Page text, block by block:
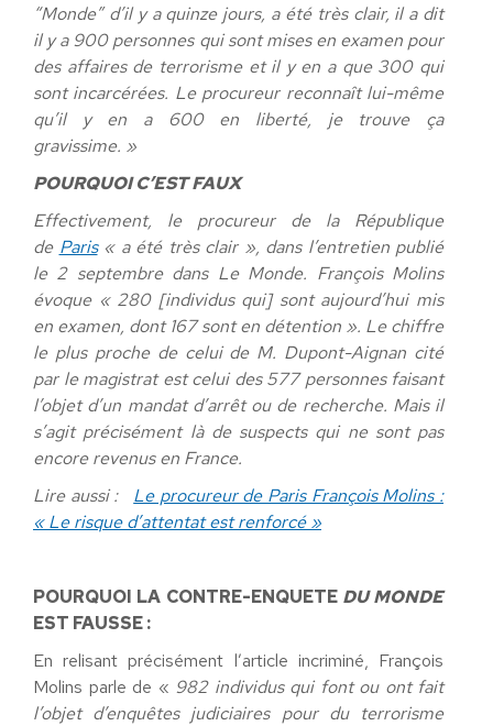
“Monde” d’il y a quinze jours, a été très clair, il a dit
il y a 900 personnes qui sont mises en examen pour
des affaires de terrorisme et il y en a que 300 qui
sont incarcérées. Le procureur reconnaît lui-même
qu’il y en a 600 en liberté, je trouve ça
gravissime. »
POURQUOI C’EST FAUX
Effectivement, le procureur de la République
de Paris« a été très clair », dans l’entretien publié
le 2 septembre dans Le Monde. François Molins
évoque « 280 [individus qui] sont aujourd’hui mis
en examen, dont 167 sont en détention ». Le chiffre
le plus proche de celui de M. Dupont-Aignan cité
par le magistrat est celui des 577 personnes faisant
l’objet d’un mandat d’arrêt ou de recherche. Mais il
s’agit précisément là de suspects qui ne sont pas
encore revenus en France.
Lire aussi : Le procureur de Paris François Molins :
« Le risque d’attentat est renforcé »
POURQUOI LA CONTRE-ENQUETE DU MONDE
EST FAUSSE :
En relisant précisément l’article incriminé, François
Molins parle de « 982 individus qui font ou ont fait
l’objet d’enquêtes judiciaires pour du terrorisme